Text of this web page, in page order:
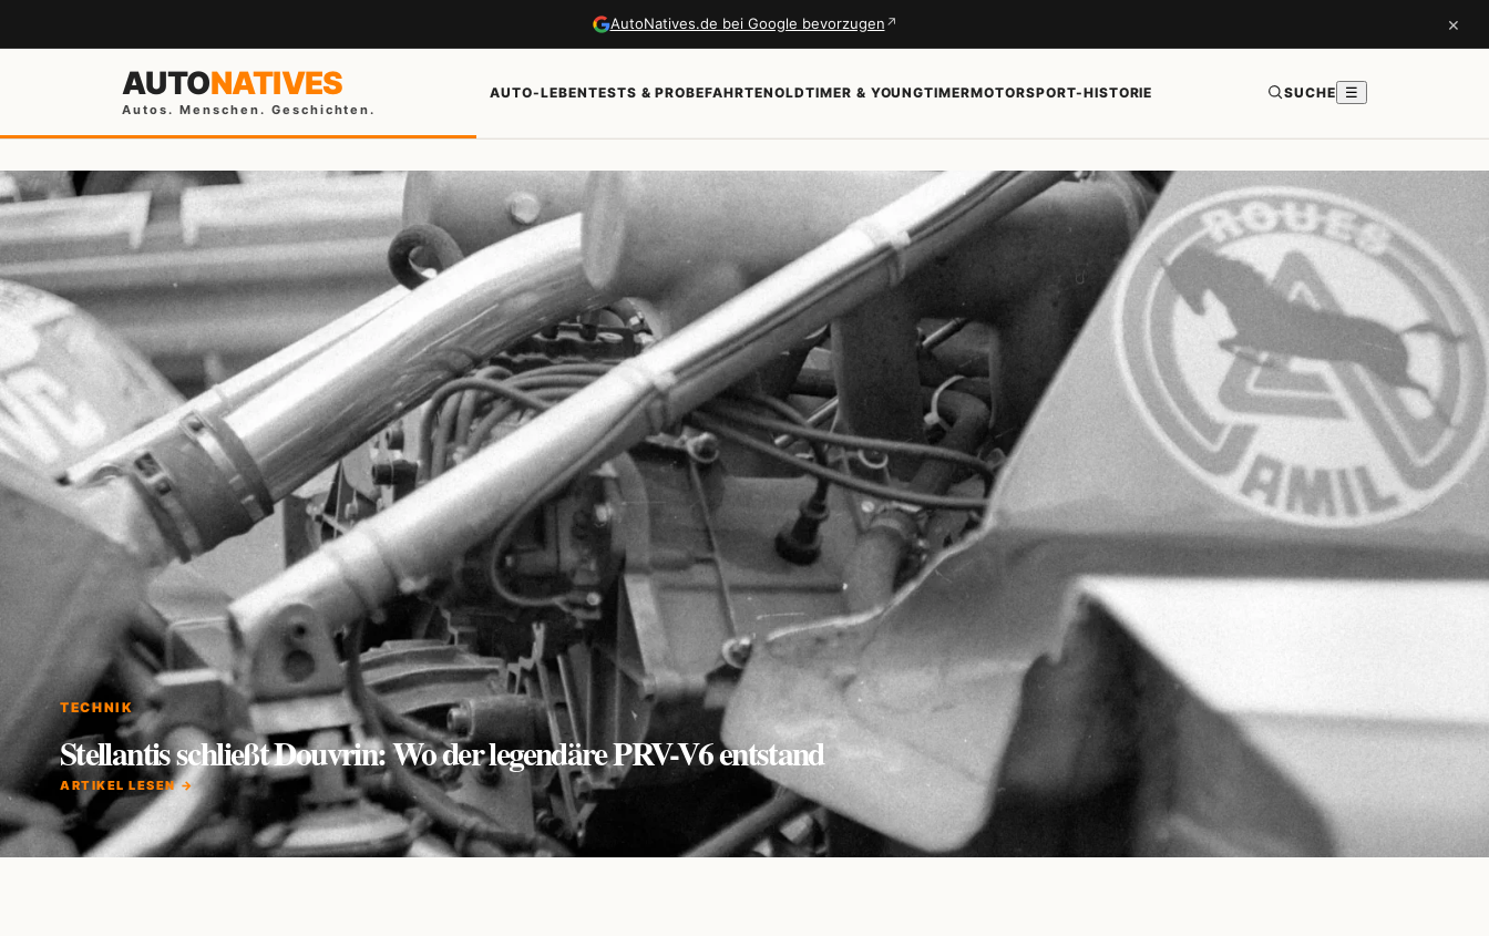
AutoNatives.de bei Google bevorzugen ↗ ×
AUTONATIVES
Autos. Menschen. Geschichten.
AUTO-LEBENTESTS & PROBEFAHRTENOLDTIMER & YOUNGTIMERMOTORSPORT-HISTORIE SUCHE ☰
TECHNIK
Stellantis schließt Douvrin: Wo der legendäre PRV-V6 entstand
ARTIKEL LESEN →